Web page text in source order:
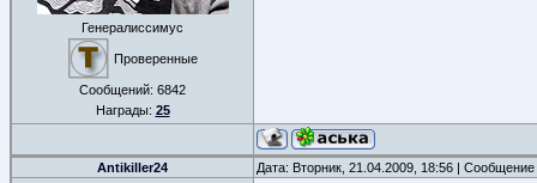
Генералиссимус
Проверенные
Сообщений: 6842
Награды: 25
Antikiller24 Дата: Вторник, 21.04.2009, 18:56 |